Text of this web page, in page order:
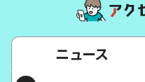
ニュース